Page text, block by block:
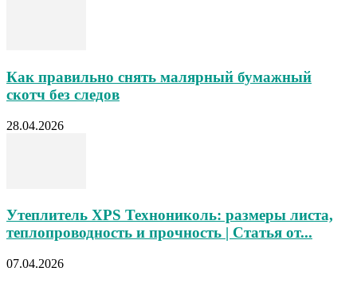
Как правильно снять малярный бумажный
скотч без следов
28.04.2026
Утеплитель XPS Технониколь: размеры листа,
теплопроводность и прочность | Статья от...
07.04.2026